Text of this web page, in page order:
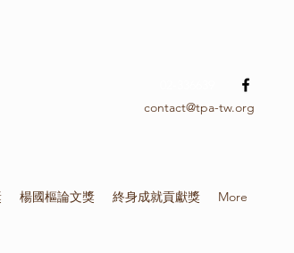
contact@tpa-tw.org
楊國樞論文獎 終身成就貢獻獎 More